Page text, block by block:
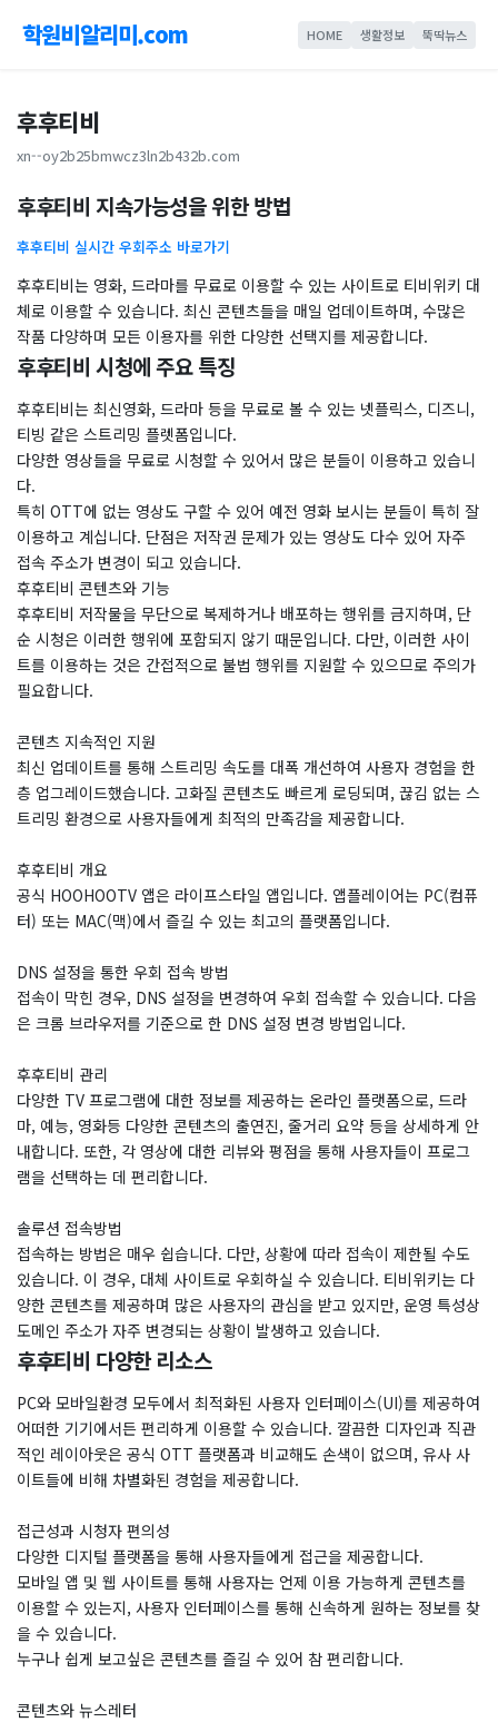
학원비알리미.com HOME 생활정보 뚝딱뉴스
후후티비
xn--oy2b25bmwcz3ln2b432b.com
후후티비 지속가능성을 위한 방법
후후티비 실시간 우회주소 바로가기
후후티비는 영화, 드라마를 무료로 이용할 수 있는 사이트로 티비위키 대
체로 이용할 수 있습니다. 최신 콘텐츠들을 매일 업데이트하며, 수많은
작품 다양하며 모든 이용자를 위한 다양한 선택지를 제공합니다.
후후티비 시청에 주요 특징
후후티비는 최신영화, 드라마 등을 무료로 볼 수 있는 넷플릭스, 디즈니,
티빙 같은 스트리밍 플렛폼입니다.
다양한 영상들을 무료로 시청할 수 있어서 많은 분들이 이용하고 있습니
다.
특히 OTT에 없는 영상도 구할 수 있어 예전 영화 보시는 분들이 특히 잘
이용하고 계십니다. 단점은 저작권 문제가 있는 영상도 다수 있어 자주
접속 주소가 변경이 되고 있습니다.
후후티비 콘텐츠와 기능
후후티비 저작물을 무단으로 복제하거나 배포하는 행위를 금지하며, 단
순 시청은 이러한 행위에 포함되지 않기 때문입니다. 다만, 이러한 사이
트를 이용하는 것은 간접적으로 불법 행위를 지원할 수 있으므로 주의가
필요합니다.
콘텐츠 지속적인 지원
최신 업데이트를 통해 스트리밍 속도를 대폭 개선하여 사용자 경험을 한
층 업그레이드했습니다. 고화질 콘텐츠도 빠르게 로딩되며, 끊김 없는 스
트리밍 환경으로 사용자들에게 최적의 만족감을 제공합니다.
후후티비 개요
공식 HOOHOOTV 앱은 라이프스타일 앱입니다. 앱플레이어는 PC(컴퓨
터) 또는 MAC(맥)에서 즐길 수 있는 최고의 플랫폼입니다.
DNS 설정을 통한 우회 접속 방법
접속이 막힌 경우, DNS 설정을 변경하여 우회 접속할 수 있습니다. 다음
은 크롬 브라우저를 기준으로 한 DNS 설정 변경 방법입니다.
후후티비 관리
다양한 TV 프로그램에 대한 정보를 제공하는 온라인 플랫폼으로, 드라
마, 예능, 영화등 다양한 콘텐츠의 출연진, 줄거리 요약 등을 상세하게 안
내합니다. 또한, 각 영상에 대한 리뷰와 평점을 통해 사용자들이 프로그
램을 선택하는 데 편리합니다.
솔루션 접속방법
접속하는 방법은 매우 쉽습니다. 다만, 상황에 따라 접속이 제한될 수도
있습니다. 이 경우, 대체 사이트로 우회하실 수 있습니다. 티비위키는 다
양한 콘텐츠를 제공하며 많은 사용자의 관심을 받고 있지만, 운영 특성상
도메인 주소가 자주 변경되는 상황이 발생하고 있습니다.
후후티비 다양한 리소스
PC와 모바일환경 모두에서 최적화된 사용자 인터페이스(UI)를 제공하여
어떠한 기기에서든 편리하게 이용할 수 있습니다. 깔끔한 디자인과 직관
적인 레이아웃은 공식 OTT 플랫폼과 비교해도 손색이 없으며, 유사 사
이트들에 비해 차별화된 경험을 제공합니다.
접근성과 시청자 편의성
다양한 디지털 플랫폼을 통해 사용자들에게 접근을 제공합니다.
모바일 앱 및 웹 사이트를 통해 사용자는 언제 이용 가능하게 콘텐츠를
이용할 수 있는지, 사용자 인터페이스를 통해 신속하게 원하는 정보를 찾
을 수 있습니다.
누구나 쉽게 보고싶은 콘텐츠를 즐길 수 있어 참 편리합니다.
콘텐츠와 뉴스레터